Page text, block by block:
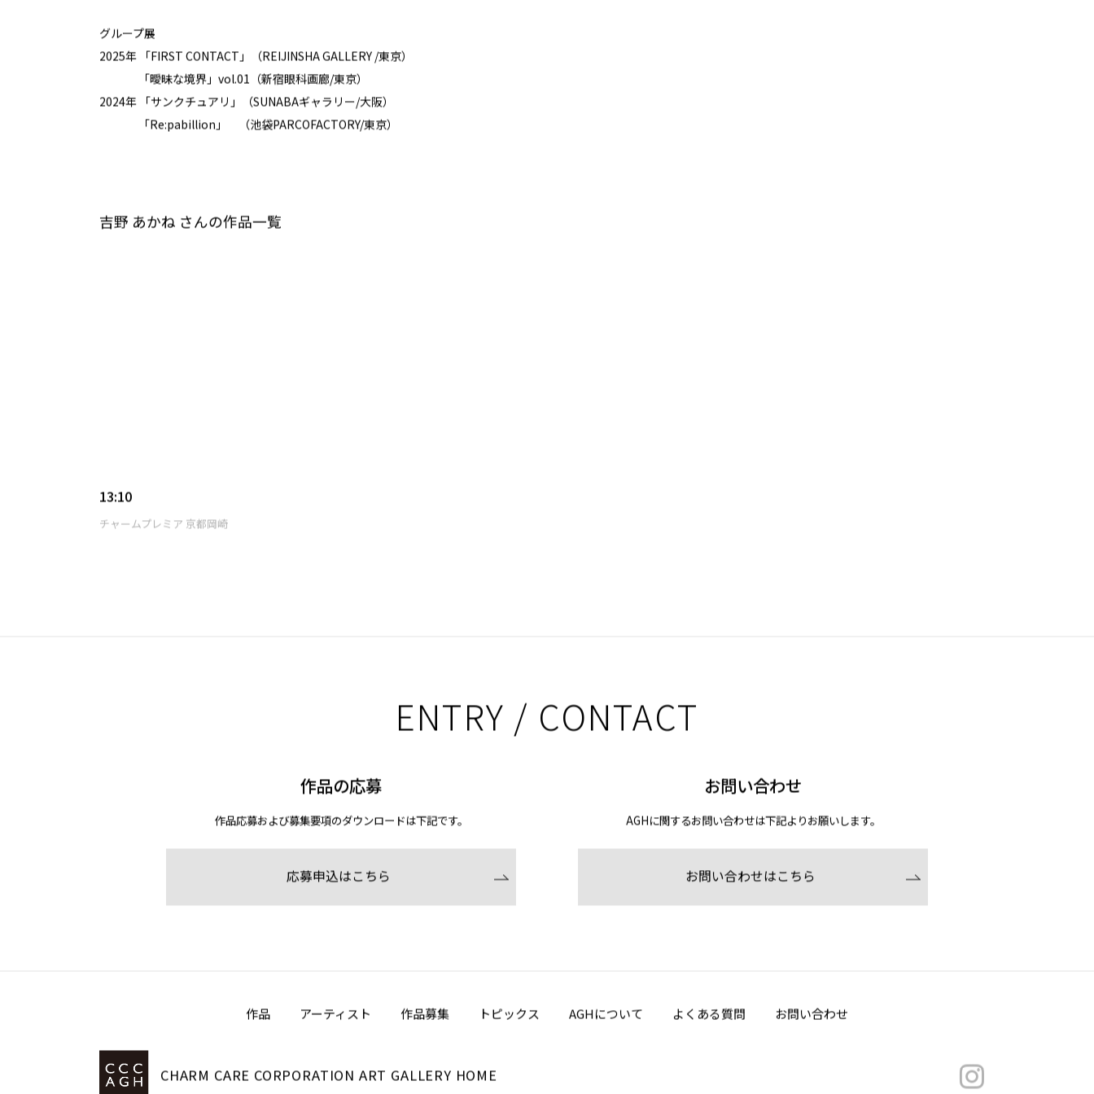
グループ展
2025年 「FIRST CONTACT」（REIJINSHA GALLERY /東京）
「曖昧な境界」vol.01（新宿眼科画廊/東京）
2024年 「サンクチュアリ」（SUNABAギャラリー/大阪）
「Re:pabillion」 （池袋PARCOFACTORY/東京）
吉野 あかね さんの作品一覧
13:10
チャームプレミア 京都岡崎
ENTRY / CONTACT
作品の応募
作品応募および募集要項のダウンロードは下記です。
応募申込はこちら
お問い合わせ
AGHに関するお問い合わせは下記よりお願いします。
お問い合わせはこちら
作品 アーティスト 作品募集 トピックス AGHについて よくある質問 お問い合わせ
CHARM CARE CORPORATION ART GALLERY HOME